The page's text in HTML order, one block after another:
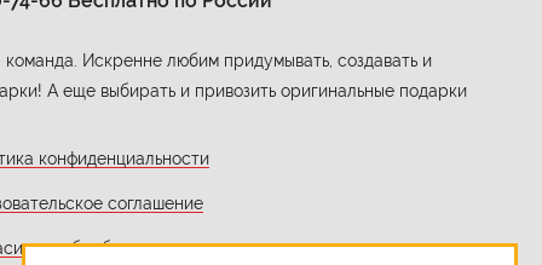
команда. Искренне любим придумывать, создавать и
А еще выбирать и привозить оригинальные подарки
конфиденциальности
соглашение
на обработку персональных данных